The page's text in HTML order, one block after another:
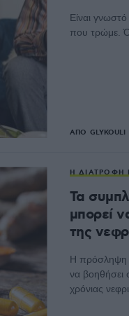
Είναι
που τρώμε.
ΑΠΌ GLYKOULI
Η ΔΙΑΤΡΟΦΉ
Τα
μπορεί
της
Η πρόσληψη
να βοηθήσει
χρόνιας